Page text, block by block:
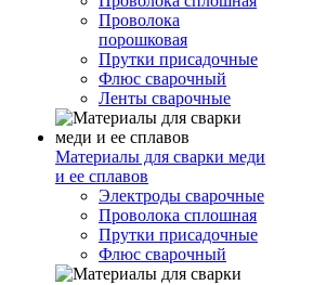
Проволока
порошковая
Прутки присадочные
Флюс сварочный
Ленты сварочные
Материалы для сварки меди
и ее сплавов
Электроды сварочные
Проволока сплошная
Прутки присадочные
Флюс сварочный